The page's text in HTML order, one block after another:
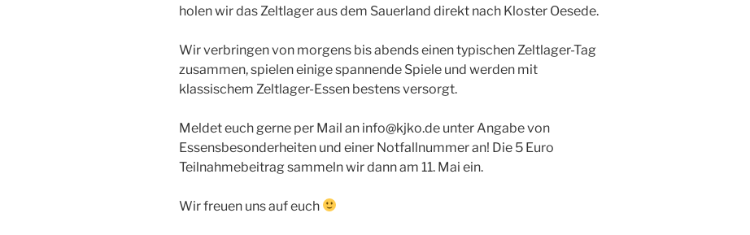
holen wir das Zeltlager aus dem Sauerland direkt nach Kloster Oesede.
Wir verbringen von morgens bis abends einen typischen Zeltlager-Tag
zusammen, spielen einige spannende Spiele und werden mit
klassischem Zeltlager-Essen bestens versorgt.
Meldet euch gerne per Mail an info@kjko.de unter Angabe von
Essensbesonderheiten und einer Notfallnummer an! Die 5 Euro
Teilnahmebeitrag sammeln wir dann am 11. Mai ein.
Wir freuen uns auf euch